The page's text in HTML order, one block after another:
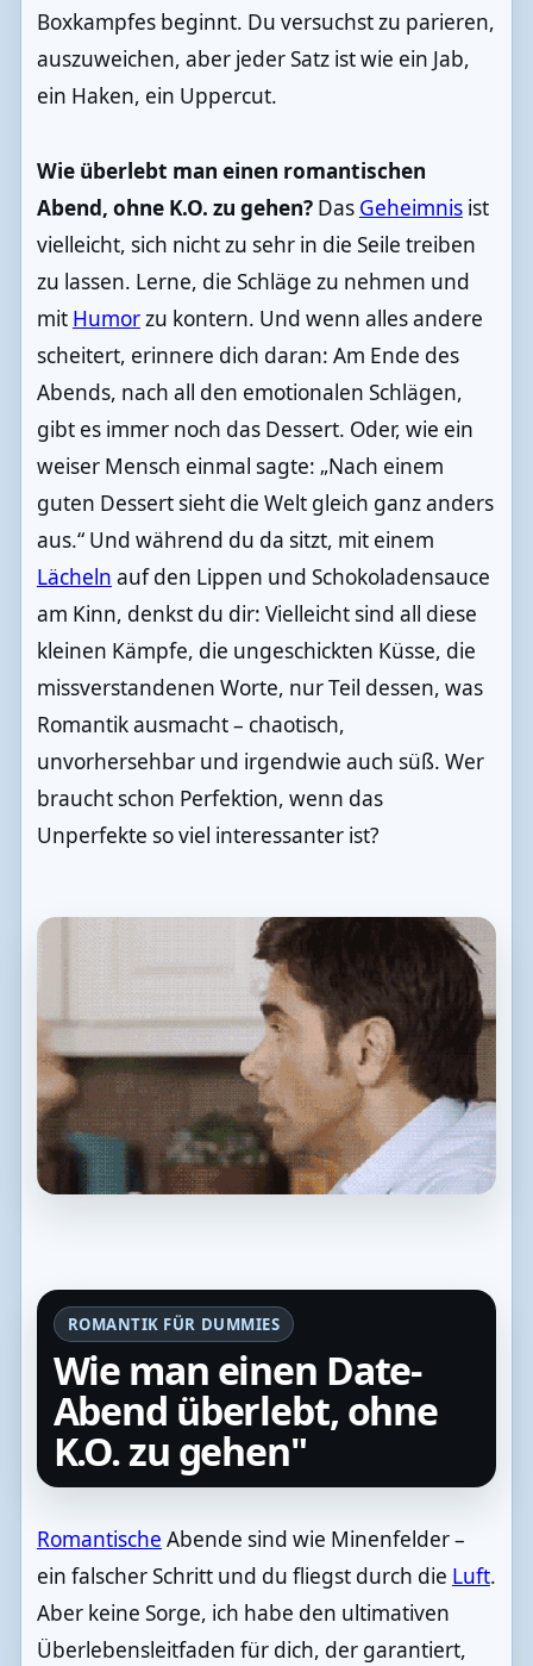
Boxkampfes beginnt. Du versuchst zu parieren,
auszuweichen, aber jeder Satz ist wie ein Jab,
ein Haken, ein Uppercut.
Wie überlebt man einen romantischen
Abend, ohne K.O. zu gehen? Das Geheimnisist
vielleicht, sich nicht zu sehr in die Seile treiben
zu lassen. Lerne, die Schläge zu nehmen und
mit Humorzu kontern. Und wenn alles andere
scheitert, erinnere dich daran: Am Ende des
Abends, nach all den emotionalen Schlägen,
gibt es immer noch das Dessert. Oder, wie ein
weiser Mensch einmal sagte: „Nach einem
guten Dessert sieht die Welt gleich ganz anders
aus.“ Und während du da sitzt, mit einem
Lächeln auf den Lippen und Schokoladensauce
am Kinn, denkst du dir: Vielleicht sind all diese
kleinen Kämpfe, die ungeschickten Küsse, die
missverstandenen Worte, nur Teil dessen, was
Romantik ausmacht – chaotisch,
unvorhersehbar und irgendwie auch süß. Wer
braucht schon Perfektion, wenn das
Unperfekte so viel interessanter ist?
ROMANTIK FÜR DUMMIES
Wie man einen Date-
Abend überlebt, ohne
K.O. zu gehen"
Romantische Abende sind wie Minenfelder –
ein falscher Schritt und du fliegst durch die Luft.
Aber keine Sorge, ich habe den ultimativen
Überlebensleitfaden für dich, der garantiert,